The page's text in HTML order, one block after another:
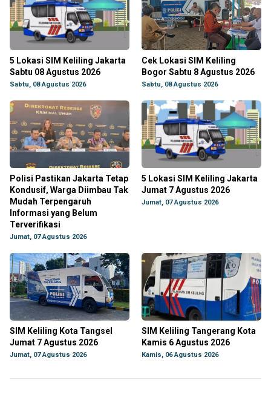
5 Lokasi SIM Keliling Jakarta
Sabtu 08 Agustus 2026
Sabtu, 08 Agustus 2026
Cek Lokasi SIM Keliling
Bogor Sabtu 8 Agustus 2026
Sabtu, 08 Agustus 2026
Polisi Pastikan Jakarta Tetap
Kondusif, Warga Diimbau Tak
Mudah Terpengaruh
Informasi yang Belum
Terverifikasi
Jumat, 07 Agustus 2026
5 Lokasi SIM Keliling Jakarta
Jumat 7 Agustus 2026
Jumat, 07 Agustus 2026
SIM Keliling Kota Tangsel
Jumat 7 Agustus 2026
Jumat, 07 Agustus 2026
SIM Keliling Tangerang Kota
Kamis 6 Agustus 2026
Kamis, 06 Agustus 2026